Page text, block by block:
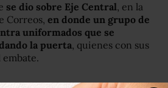
se dio sobre Eje Central, en la
Correos, en donde un grupo de
uniformados que se
la puerta, quienes con sus